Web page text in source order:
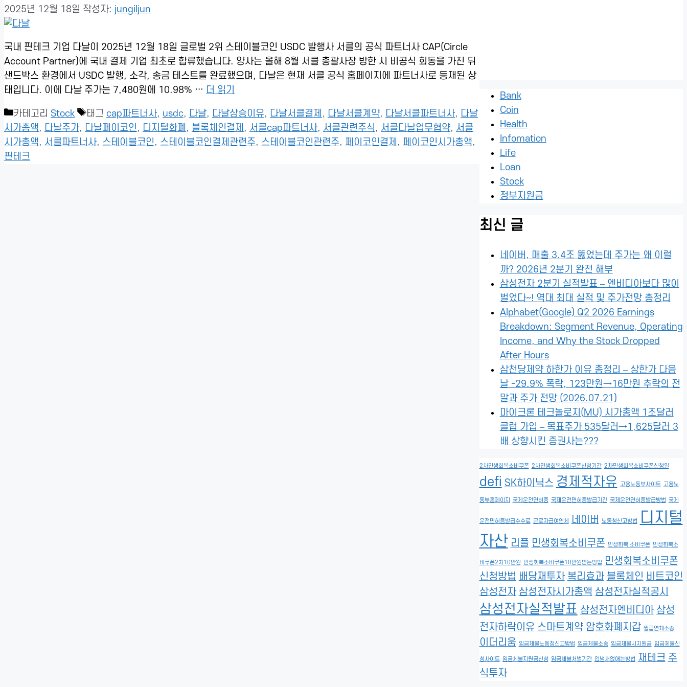
2025년 12월 18일 작성자: jungiljun
국내 핀테크 기업 다날이 2025년 12월 18일 글로벌 2위 스테이블코인 USDC 발행사 서클의 공식 파트너사 CAP(Circle
Account Partner)에 국내 결제 기업 최초로 합류했습니다. 양사는 올해 8월 서클 총괄사장 방한 시 비공식 회동을 가진 뒤
샌드박스 환경에서 USDC 발행, 소각, 송금 테스트를 완료했으며, 다날은 현재 서클 공식 홈페이지에 파트너사로 등재된 상
태입니다. 이에 다날 주가는 7,480원에 10.98% … 더 읽기
카테고리 Stock 태그 cap파트너사, usdc, 다날, 다날상승이유, 다날서클결제 , 다날서클계약, 다날서클파트너사, 다날
시가총액, 다날주가, 다날페이코인, 디지털화폐 , 블록체인결제 , 서클cap파트너사, 서클관련주식, 서클다날업무협약, 서클
시가총액, 서클파트너사, 스테이블코인, 스테이블코인결제관련주, 스테이블코인관련주, 페이코인결제 , 페이코인시가총액,
핀테크
Bank
Coin
Health
Infomation
Life
Loan
Stock
정부지원금
최신 글
네이버, 매출 3.4조 뚫었는데 주가는 왜 이럴
까? 2026년 2분기 완전 해부
삼성전자 2분기 실적발표 – 엔비디아보다 많이
벌었다~! 역대 최대 실적 및 주가전망 총정리
Alphabet(Google) Q2 2026 Earnings
Breakdown: Segment Revenue, Operating
Income, and Why the Stock Dropped
After Hours
삼천당제약 하한가 이유 총정리 – 상한가 다음
날 -29.9% 폭락, 123만원→16만원 추락의 전
말과 주가 전망 (2026.07.21)
마이크론 테크놀로지(MU) 시가총액 1조달러
클럽 가입 – 목표주가 535달러→1,625달러 3
배 상향시킨 증권사는???
2차민생회복소비쿠폰 2차민생회복소비쿠폰신청기간 2차민생회복소비쿠폰신청일
defi SK하이닉스 경제적자유 고용노동부사이트 고용노
동부홈페이지 국제운전면허증 국제운전면허증발급기간 국제운전면허증발급방법 국제
운전면허증발급수수료 근로자급여연체 네이버 노동청신고방법
디지털
자산 리플 민생회복소비쿠폰 민생회복 소비쿠폰 민생회복소
비쿠폰2차10만원 민생회복소비쿠폰10만원받는방법
민생회복소비쿠폰
신청방법 배당재투자 복리효과 블록체인 비트코인
삼성전자 삼성전자시가총액 삼성전자실적공시
삼성전자실적발표 삼성전자엔비디아 삼성
전자하락이유 스마트계약 암호화폐지갑 월급연체소송
이더리움 임금체불노동청신고방법 임금체불소송 임금체불시지원금 임금체불신
청사이트 임금체불지원금신청 임금체불처벌기간 입냄새없애는방법 재테크 주
식투자